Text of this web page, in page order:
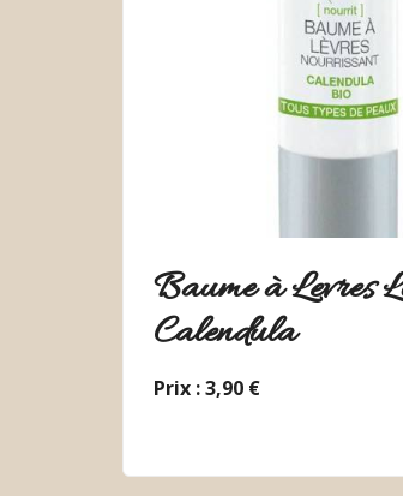
Baume à Levres
Calendula
Prix : 3,90 €